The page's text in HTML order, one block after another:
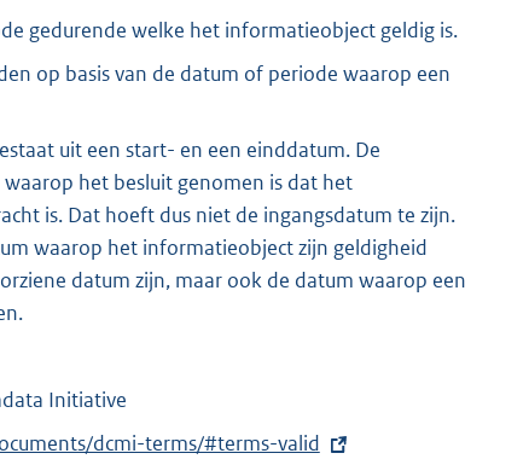
gedurende welke het informatieobject geldig is.
op basis van de datum of periode waarop een
uit een start- en een einddatum. De
het besluit genomen is dat het
is. Dat hoeft dus niet de ingangsdatum te zijn.
waarop het informatieobject zijn geldigheid
datum zijn, maar ook de datum waarop een
Initiative
dcmi-terms/#terms-valid